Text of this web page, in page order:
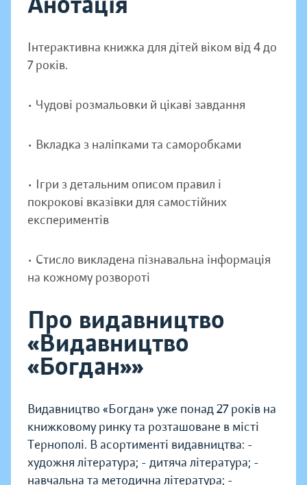
Інтерактивна книжка для дітей віком від 4 до
7 років.
• Чудові розмальовки й цікаві завдання
• Вкладка з наліпками та саморобками
• Ігри з детальним описом правил і
покрокові вказівки для самостійних
експериментів
• Стисло викладена пізнавальна інформація
на кожному розвороті
Про видавництво
«Видавництво
«Богдан»»
Видавництво «Богдан» уже понад 27 років на
книжковому ринку та розташоване в місті
Тернополі. В асортименті видавництва: -
художня література; - дитяча література; -
навчальна та методична література; -